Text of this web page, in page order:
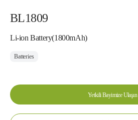
BL1809
Li-ion Battery(1800mAh)
Batteries
Yetkili Bayimize Ulaşın